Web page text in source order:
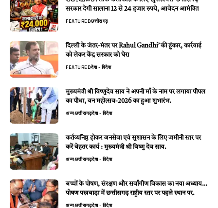
सरकार देगी सालाना 12 से 24 हजार रुपये, आवेदन आमंत्रित
FEATUREDछत्तीसगढ़
दिल्ली के जंतर-मंतर पर Rahul Gandhi’ की हुंकार, कार्रवाई
को लेकर केंद्र सरकार को घेरा
FEATUREDदेश - विदेश
मुख्यमंत्री श्री विष्णुदेव साय ने अपनी माँ के नाम पर लगाया पीपल
का पौधा, वन महोत्सव-2026 का हुआ शुभारंभ.
अन्यछत्तीसगढ़देश - विदेश
कर्तव्यनिष्ठ होकर जनसेवा एवं सुशासन के लिए जमीनी स्तर पर
करें बेहतर कार्य : मुख्यमंत्री श्री विष्णु देव साय.
अन्यछत्तीसगढ़देश - विदेश
बच्चों के पोषण, संरक्षण और सर्वांगीण विकास का नया अध्याय…
पोषण पखवाड़ा में छत्तीसगढ़ राष्ट्रीय स्तर पर पहले स्थान पर.
अन्यछत्तीसगढ़देश - विदेश